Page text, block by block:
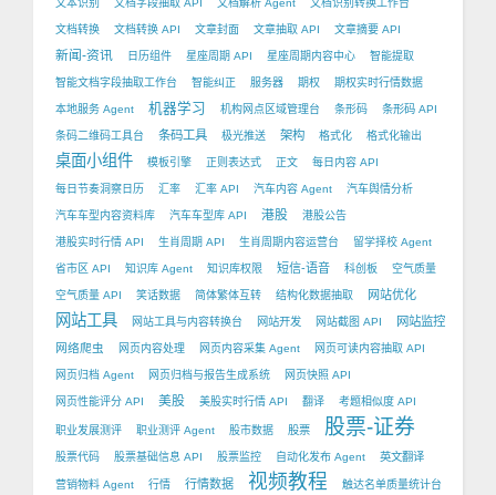
文本识别 文档字段抽取 API 文档解析 Agent 文档识别转换工作台
文档转换 文档转换 API 文章封面 文章抽取 API 文章摘要 API
新闻-资讯 日历组件 星座周期 API 星座周期内容中心 智能提取
智能文档字段抽取工作台 智能纠正 服务器 期权 期权实时行情数据
本地服务 Agent 机器学习 机构网点区域管理台 条形码 条形码 API
条码二维码工具台 条码工具 极光推送 架构 格式化 格式化输出
桌面小组件 模板引擎 正则表达式 正文 每日内容 API
每日节奏洞察日历 汇率 汇率 API 汽车内容 Agent 汽车舆情分析
汽车车型内容资料库 汽车车型库 API 港股 港股公告
港股实时行情 API 生肖周期 API 生肖周期内容运营台 留学择校 Agent
省市区 API 知识库 Agent 知识库权限 短信-语音 科创板 空气质量
空气质量 API 笑话数据 简体繁体互转 结构化数据抽取 网站优化
网站工具 网站工具与内容转换台 网站开发 网站截图 API
网站监控
网络爬虫
网页内容处理 网页内容采集 Agent 网页可读内容抽取 API
网页归档 Agent 网页归档与报告生成系统 网页快照 API
网页性能评分 API 美股 美股实时行情 API 翻译 考题相似度 API
职业发展测评 职业测评 Agent 股市数据 股票 股票-证券
股票代码 股票基础信息 API 股票监控 自动化发布 Agent 英文翻译
营销物料 Agent 行情 行情数据 视频教程 触达名单质量统计台